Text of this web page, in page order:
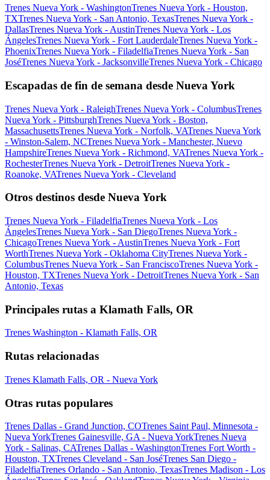
Trenes Nueva York - WashingtonTrenes Nueva York - Houston,
TXTrenes Nueva York - San Antonio, TexasTrenes Nueva York -
DallasTrenes Nueva York - AustinTrenes Nueva York - Los
ÁngelesTrenes Nueva York - Fort LauderdaleTrenes Nueva York -
PhoenixTrenes Nueva York - FiladelfiaTrenes Nueva York - San
JoséTrenes Nueva York - JacksonvilleTrenes Nueva York - Chicago
Escapadas de fin de semana desde Nueva York
Trenes Nueva York - RaleighTrenes Nueva York - ColumbusTrenes
Nueva York - PittsburghTrenes Nueva York - Boston,
MassachusettsTrenes Nueva York - Norfolk, VATrenes Nueva York
- Winston-Salem, NCTrenes Nueva York - Manchester, Nuevo
HampshireTrenes Nueva York - Richmond, VATrenes Nueva York -
RochesterTrenes Nueva York - DetroitTrenes Nueva York -
Roanoke, VATrenes Nueva York - Cleveland
Otros destinos desde Nueva York
Trenes Nueva York - FiladelfiaTrenes Nueva York - Los
ÁngelesTrenes Nueva York - San DiegoTrenes Nueva York -
ChicagoTrenes Nueva York - AustinTrenes Nueva York - Fort
WorthTrenes Nueva York - Oklahoma CityTrenes Nueva York -
ColumbusTrenes Nueva York - San FranciscoTrenes Nueva York -
Houston, TXTrenes Nueva York - DetroitTrenes Nueva York - San
Antonio, Texas
Principales rutas a Klamath Falls, OR
Trenes Washington - Klamath Falls, OR
Rutas relacionadas
Trenes Klamath Falls, OR - Nueva York
Otras rutas populares
Trenes Dallas - Grand Junction, COTrenes Saint Paul, Minnesota -
Nueva YorkTrenes Gainesville, GA - Nueva YorkTrenes Nueva
York - Salinas, CATrenes Dallas - WashingtonTrenes Fort Worth -
Houston, TXTrenes Cleveland - San JoséTrenes San Diego -
FiladelfiaTrenes Orlando - San Antonio, TexasTrenes Madison - Los